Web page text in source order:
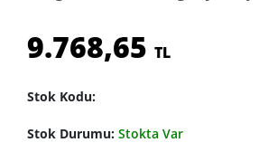
9.768,65 TL
Stok Kodu:
Stok Durumu: Stokta Var